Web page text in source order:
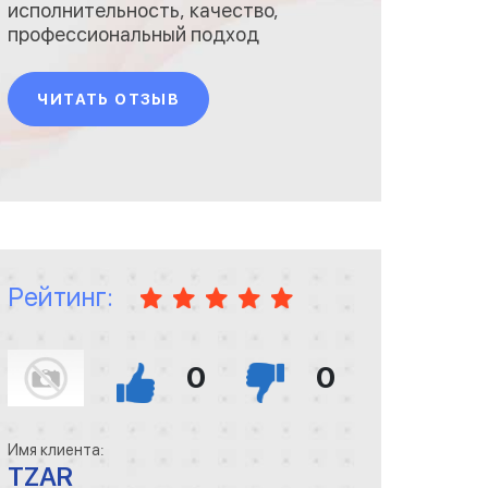
исполнительность, качество,
профессиональный подход
реконструкции здания
тогового центра.
ЧИТАТЬ ОТЗЫВ
Рейтинг:
0 0
Имя клиента:
TZAR